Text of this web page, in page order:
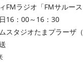
FMラジオ「FMサルース
16：00～16：30
スタジオたまプラーザ